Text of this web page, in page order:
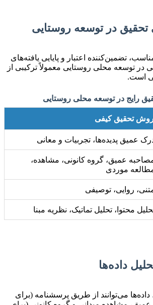
تضمین‌کننده اعتبار و پایایی یافته‌های
توسعه محلی روستایی معمولاً ترکیبی از
است.
رایج در توسعه محلی روستایی
تحقیق کیفی
عمیق پدیده‌ها، تجربیات و معانی
عمیق، گروه کانونی، مشاهده،
موردی
روایی، توصیفی
محتوا، تحلیل تماتیک، نظریه مبنا
می‌توانند از طریق پرسشنامه (برای